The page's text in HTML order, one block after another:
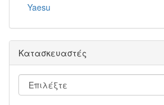
Yaesu
Κατασκευαστές